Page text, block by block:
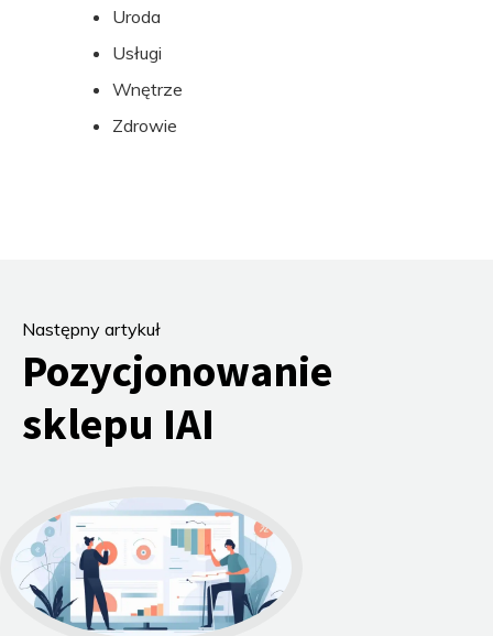
Uroda
Usługi
Wnętrze
Zdrowie
Następny artykuł
Pozycjonowanie
sklepu IAI